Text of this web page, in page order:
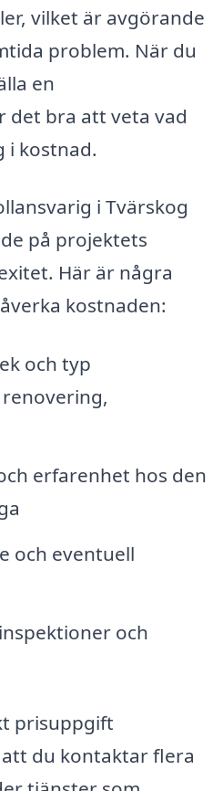
vilket är avgörande
problem. När du
en
det bra att veta vad
i kostnad.
i Tvärskog
på projektets
Här är några
kostnaden:
och typ
erfarenhet hos den
och eventuell
och
prisuppgift
du kontaktar flera